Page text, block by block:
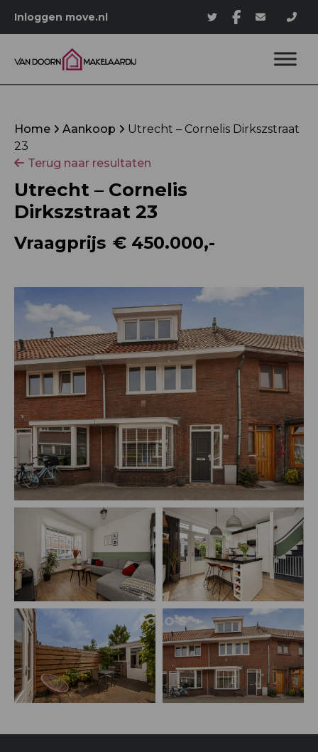
Inloggen move.nl
Home Aankoop
Utrecht – Cornelis Dirkszstraat
23
Terug naar resultaten
Utrecht – Cornelis
Dirkszstraat 23
Vraagprijs € 450.000,-
+ 4
foto's